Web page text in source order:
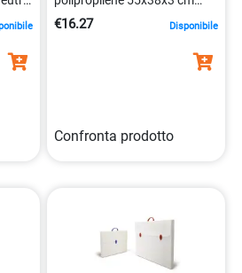
8002787030913
€16.27 Disponibile
Confronta prodotto